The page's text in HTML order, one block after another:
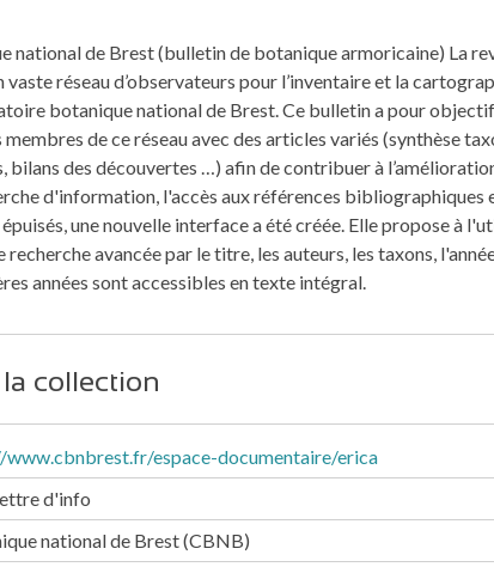
national de Brest (bulletin de botanique armoricaine) La
vaste réseau d’observateurs pour l’inventaire et la
botanique national de Brest. Ce bulletin a pour
de ce réseau avec des articles variés (synthèse
bilans des découvertes …) afin de contribuer à
d'information, l'accès aux références bibliographiques
une nouvelle interface a été créée. Elle propose à
avancée par le titre, les auteurs, les taxons,
années sont accessibles en texte intégral.
collection
espace-documentaire/erica
d'info
national de Brest (CBNB)